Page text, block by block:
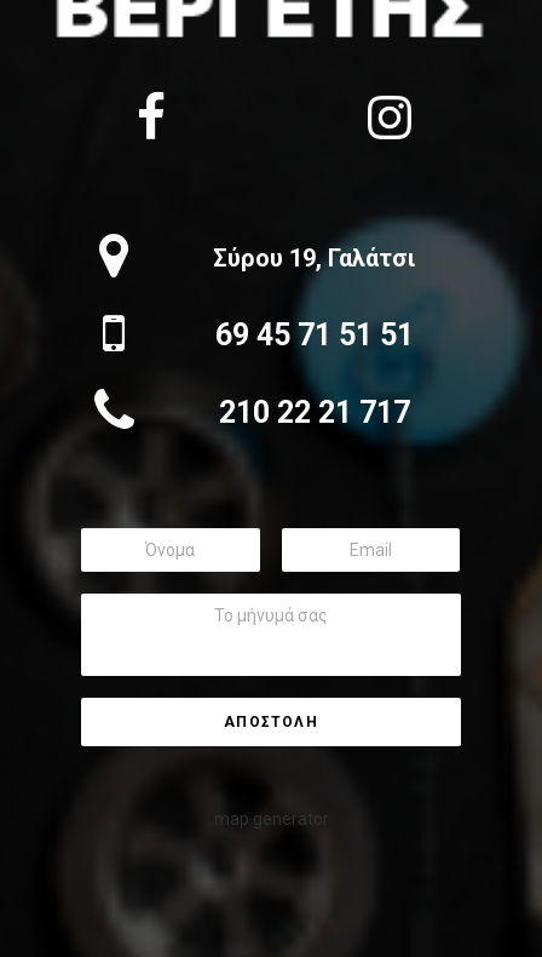
Σύρου 19, Γαλάτσι
69 45 71 51 51
210 22 21 717
map generator